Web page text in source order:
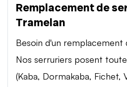
Remplacement de
Tramelan
Besoin d'un remplacement
Nos serruriers posent
(Kaba, Dormakaba, Fichet,